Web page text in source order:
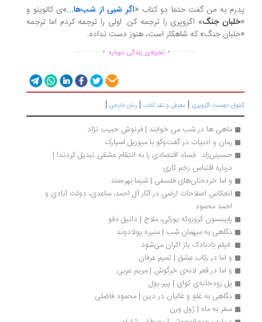
به من گفت حتما دو کتاب «اگر شبی از شب‌ها...»ی کالوینو و
خلبان جنگ» اگزوپری را ترجمه کن. اولی را ترجمه کردم اما ترجمه
جنگ» که شاهکار است، هنوز دست نداده.
................تجربه‌ی زندگی دوباره ...............
دوسنت اگزوپری|معرفی و نقد کتاب|رمان خارجی|
ماهی ها در شب می خوابند ‌| فرنوش حبیب نژاد
رمان و ادبیات در گفت‌وگو با میوریل اسپارک
حسینی‌زاد:  فساد اقتصادی را به انتقام عشقی تبدیل کردند! |
درباره اقتباس زخم کاری
و اما خرده‌نان‌های فلسفی | شیما بهره‌مند
انعکاس اصلاحات ارضی در آثار آل احمد، ساعدی، دولت ‌آبادی و
احمد محمود
رابینسون کروزوئه یورکی، ملاح | دانیل دفو
نگاهی به میهمان شب | منیره پولادوند
فیلم بادبادک باز اکران می‌شود
و اما در رکاب عشق | تمیم عرفان
و اما در قعر لانه‌ی خرگوش | مریم عربی
پل رودخانه‌ی کوای | پیر بول
نگاهی به غلو و غالیان در دین | محمود فاضلی
سفر به ماه | ژول ورن